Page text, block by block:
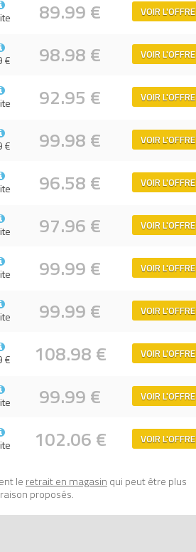
89.99 € VOIR L'OFFRE
98.98 € VOIR L'OFFRE
€
92.95 € VOIR L'OFFRE
99.98 € VOIR L'OFFRE
€
96.58 € VOIR L'OFFRE
97.96 € VOIR L'OFFRE
99.99 € VOIR L'OFFRE
99.99 € VOIR L'OFFRE
108.98 € VOIR L'OFFRE
€
99.99 € VOIR L'OFFRE
102.06 € VOIR L'OFFRE
le retrait en magasin qui peut être plus
proposés.